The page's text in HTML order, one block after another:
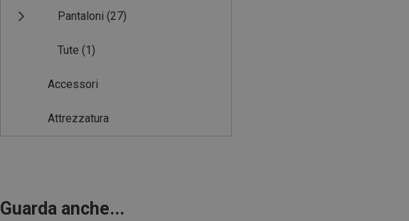
Pantaloni (27)
Tute (1)
Accessori
Attrezzatura
Guarda anche...